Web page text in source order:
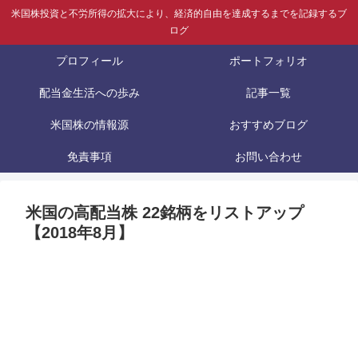
米国株投資と不労所得の拡大により、経済的自由を達成するまでを記録するブ
ログ
プロフィール ポートフォリオ
配当金生活への歩み 記事一覧
米国株の情報源 おすすめブログ
免責事項 お問い合わせ
米国の高配当株 22銘柄をリストアップ
【2018年8月】